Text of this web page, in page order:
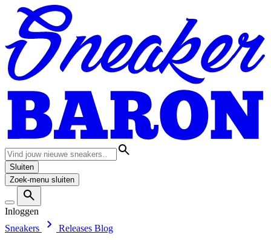
Sluiten
Zoek-menu sluiten
Inloggen
Sneakers
Releases Blog